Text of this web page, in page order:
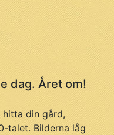
dag. Året om!
din gård,
talet. Bilderna låg